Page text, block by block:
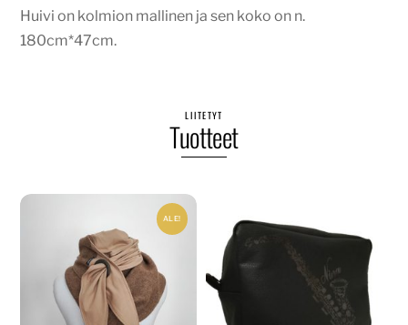
Huivi on kolmion mallinen ja sen koko on n.
180cm*47cm.
LIITETYT
Tuotteet
ALE!